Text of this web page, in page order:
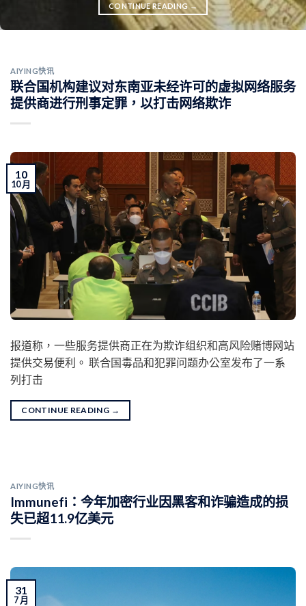
CONTINUE READING→
AIYING快讯
联合国机构建议对东南亚未经许可的虚拟网络服务
提供商进行刑事定罪，以打击网络欺诈
10
10 月
报道称，一些服务提供商正在为欺诈组织和高风险赌博网站
提供交易便利。 联合国毒品和犯罪问题办公室发布了一系
列打击
CONTINUE READING →
AIYING快讯
Immunefi：今年加密行业因黑客和诈骗造成的损
失已超11.9亿美元
31
7 月